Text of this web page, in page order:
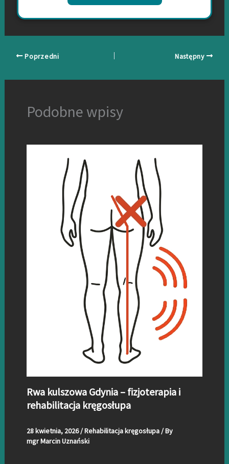
Poprzedni Następny
Podobne wpisy
Rwa kulszowa Gdynia – fizjoterapia i
rehabilitacja kręgosłupa
28 kwietnia, 2026/Rehabilitacja kręgosłupa/ By
mgr Marcin Uznański